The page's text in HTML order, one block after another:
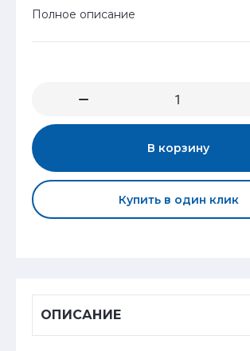
Полное описание
В корзину
Купить в один клик
ОПИСАНИЕ